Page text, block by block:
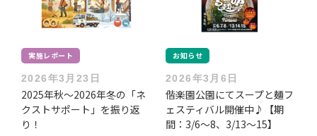
実施レポート
2026年3月23日
2025年秋〜2026年冬の「ネ
クストサポート」を振り返
り！
お知らせ
2026年3月6日
偕楽園公園にてスープと麺フ
ェスティバル開催中♪【期
間：3/6～8、3/13～15】